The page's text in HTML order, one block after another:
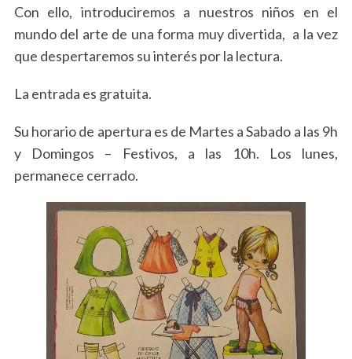
Con ello, introduciremos a nuestros niños en el
mundo del arte de una forma muy divertida, a la vez
que despertaremos su interés por la lectura.
La entrada es gratuita.
Su horario de apertura es de Martes a Sabado a las 9h
y Domingos – Festivos, a las 10h. Los lunes,
permanece cerrado.